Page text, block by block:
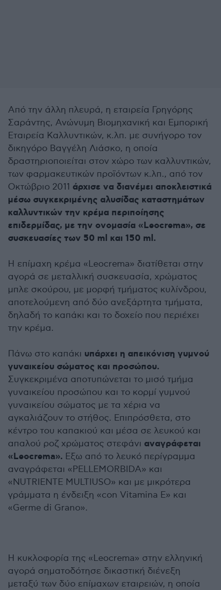
Από την άλλη πλευρά, η εταιρεία Γρηγόρης
Σαράντης, Ανώνυμη Βιομηχανική και Εμπορική
Εταιρεία Καλλυντικών, κ.λπ. με συνήγορο τον
δικηγόρο Βαγγέλη Λιάσκο, η οποία
δραστηριοποιείται στον χώρο των καλλυντικών,
των φαρμακευτικών προϊόντων κ.λπ., από τον
Οκτώβριο 2011 άρχισε να διανέμει αποκλειστικά
μέσω συγκεκριμένης αλυσίδας καταστημάτων
καλλυντικών την κρέμα περιποίησης
επιδερμίδας, με την ονομασία «Leocrema», σε
συσκευασίες των 50 ml και 150 ml.
Η επίμαχη κρέμα «Leocrema» διατίθεται στην
αγορά σε μεταλλική συσκευασία, χρώματος
μπλε σκούρου, με μορφή τμήματος κυλίνδρου,
αποτελούμενη από δύο ανεξάρτητα τμήματα,
δηλαδή το καπάκι και το δοχείο που περιέχει
την κρέμα.
Πάνω στο καπάκι υπάρχει η απεικόνιση γυμνού
γυναικείου σώματος και προσώπου.
Συγκεκριμένα αποτυπώνεται το μισό τμήμα
γυναικείου προσώπου και το κορμί γυμνού
γυναικείου σώματος με τα χέρια να
αγκαλιάζουν το στήθος. Επιπρόσθετα, στο
κέντρο του καπακιού και μέσα σε λευκού και
απαλού ροζ χρώματος στεφάνι αναγράφεται
«Leocrema». Εξω από το λευκό περίγραμμα
αναγράφεται «PELLEMORBIDA» και
«NUTRIENTE MULTIUSO» και με μικρότερα
γράμματα η ένδειξη «con Vitamina Ε» και
«Germe di Grano».
Η κυκλοφορία της «Leocrema» στην ελληνική
αγορά σηματοδότησε δικαστική διένεξη
μεταξύ των δύο επίμαχων εταιρειών, η οποία